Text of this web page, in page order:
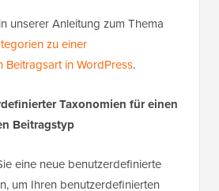
unserer Anleitung zum Thema
zu einer
in WordPress
Taxonomien für einen
Beitragstyp
eine neue benutzerdefinierte
um Ihren benutzerdefinierten